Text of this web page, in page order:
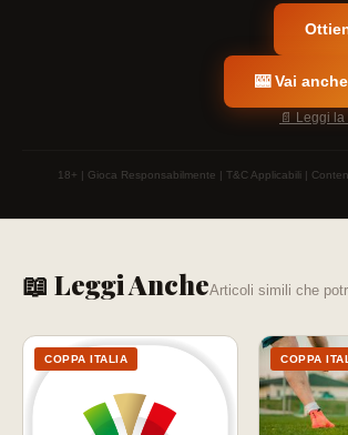
🎰 Vai
📄 Leggi
18+ | Gioca Responsabilmente | T&C Applicabili |
📖 Leggi AncheArticoli simili che
COPPA ITALIA COPPA